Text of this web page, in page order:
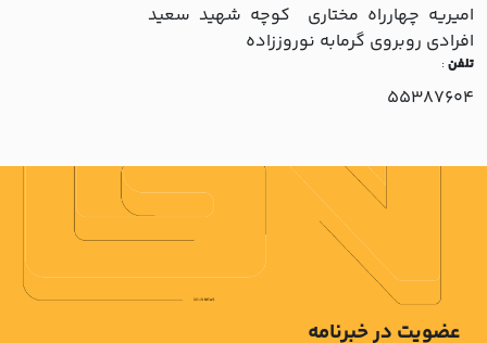
اميريه چهارراه مختاري کوچه شهيد سعيد
افرادي روبروي گرمابه نوروززاده
تلفن:
55387604
عضویت در خبرنامه